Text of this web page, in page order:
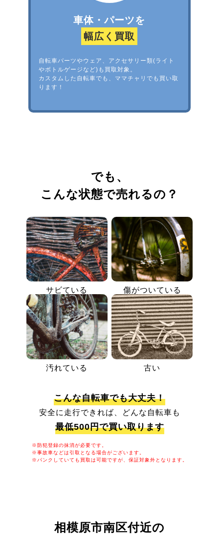
車体・パーツを
幅広く買取
自転車パーツやウェア、アクセサリー類(ライト
やボトルゲージなど)も買取対象。
カスタムした自転車でも、ママチャリでも買い取
ります！
でも、
こんな状態で売れるの？
サビている 傷がついている
汚れている 古い
こんな自転車でも大丈夫！
安全に走行できれば、どんな自転車も
最低500円で買い取ります
※防犯登録の抹消が必要です。
※事故車などは引取となる場合がございます。
※パンクしていても買取は可能ですが、保証対象外となります。
相模原市南区付近の